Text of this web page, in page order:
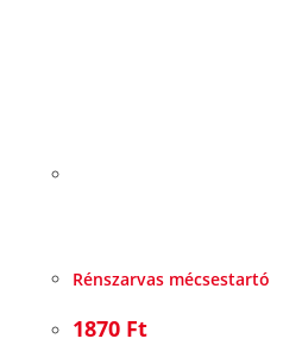
Rénszarvas mécsestartó
1870 Ft